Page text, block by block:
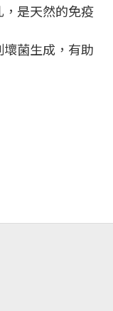
是天然的免疫
菌生成，有助